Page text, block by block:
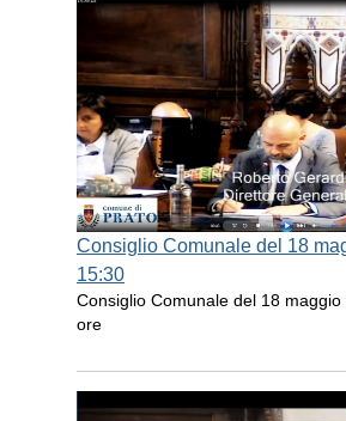
Consiglio Comunale del 18
15:30
Consiglio Comunale del 18
ore